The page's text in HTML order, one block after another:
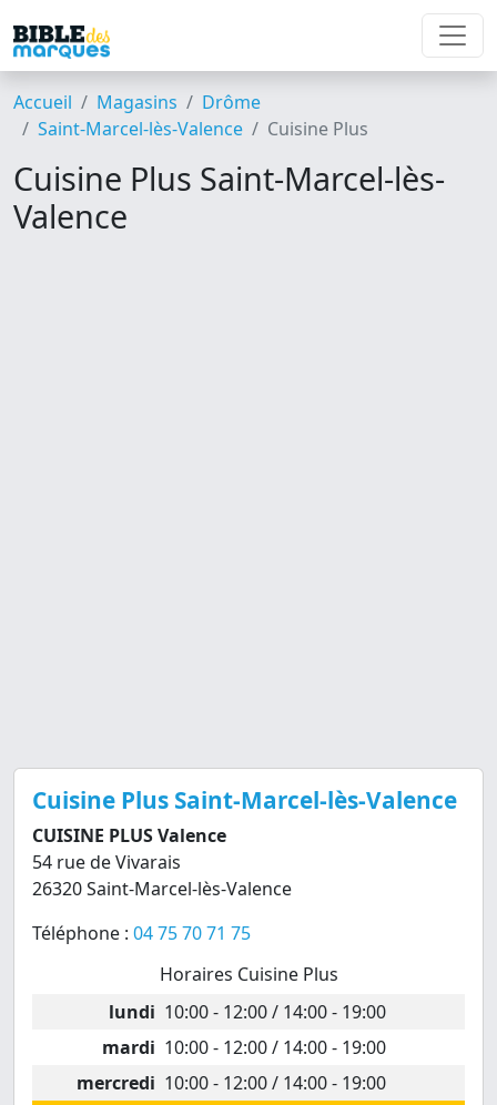
Accueil Magasins
Drôme
Saint-Marcel-lès-Valence
Cuisine Plus
Cuisine Plus Saint-Marcel-lès-
Valence
Cuisine Plus Saint-Marcel-lès-Valence
CUISINE PLUS Valence
54 rue de Vivarais
26320 Saint-Marcel-lès-Valence
Téléphone : 04 75 70 71 75
Horaires Cuisine Plus
lundi 10:00 - 12:00 / 14:00 - 19:00
mardi 10:00 - 12:00 / 14:00 - 19:00
mercredi 10:00 - 12:00 / 14:00 - 19:00